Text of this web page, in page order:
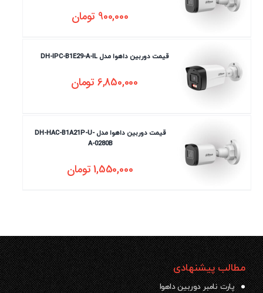
900,000 تومان
قیمت دوربین داهوا مدل DH-IPC-B1E29-A-IL
6,850,000تومان
قیمت دوربین داهوا مدل DH-HAC-B1A21P-U-
A-0280B
1,550,000تومان
مطالب پیشنهادی
پارت نامبر دوربین داهوا